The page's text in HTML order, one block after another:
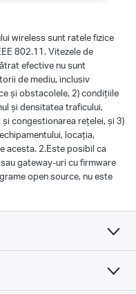
wireless sunt ratele fizice
802.11. Vitezele de
efective nu sunt
de mediu, inclusiv
și obstacolele, 2) condițiile
și densitatea traficului,
congestionarea rețelei, și 3)
locația,
acesta. 2.Este posibil ca
gateway-uri cu firmware
open source, nu este